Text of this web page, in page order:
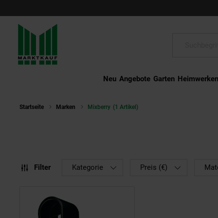
Neu Angebote Garten Heimwerken
Startseite Marken Mixberry (1 Artikel)
Filter Kategorie Preis (€)